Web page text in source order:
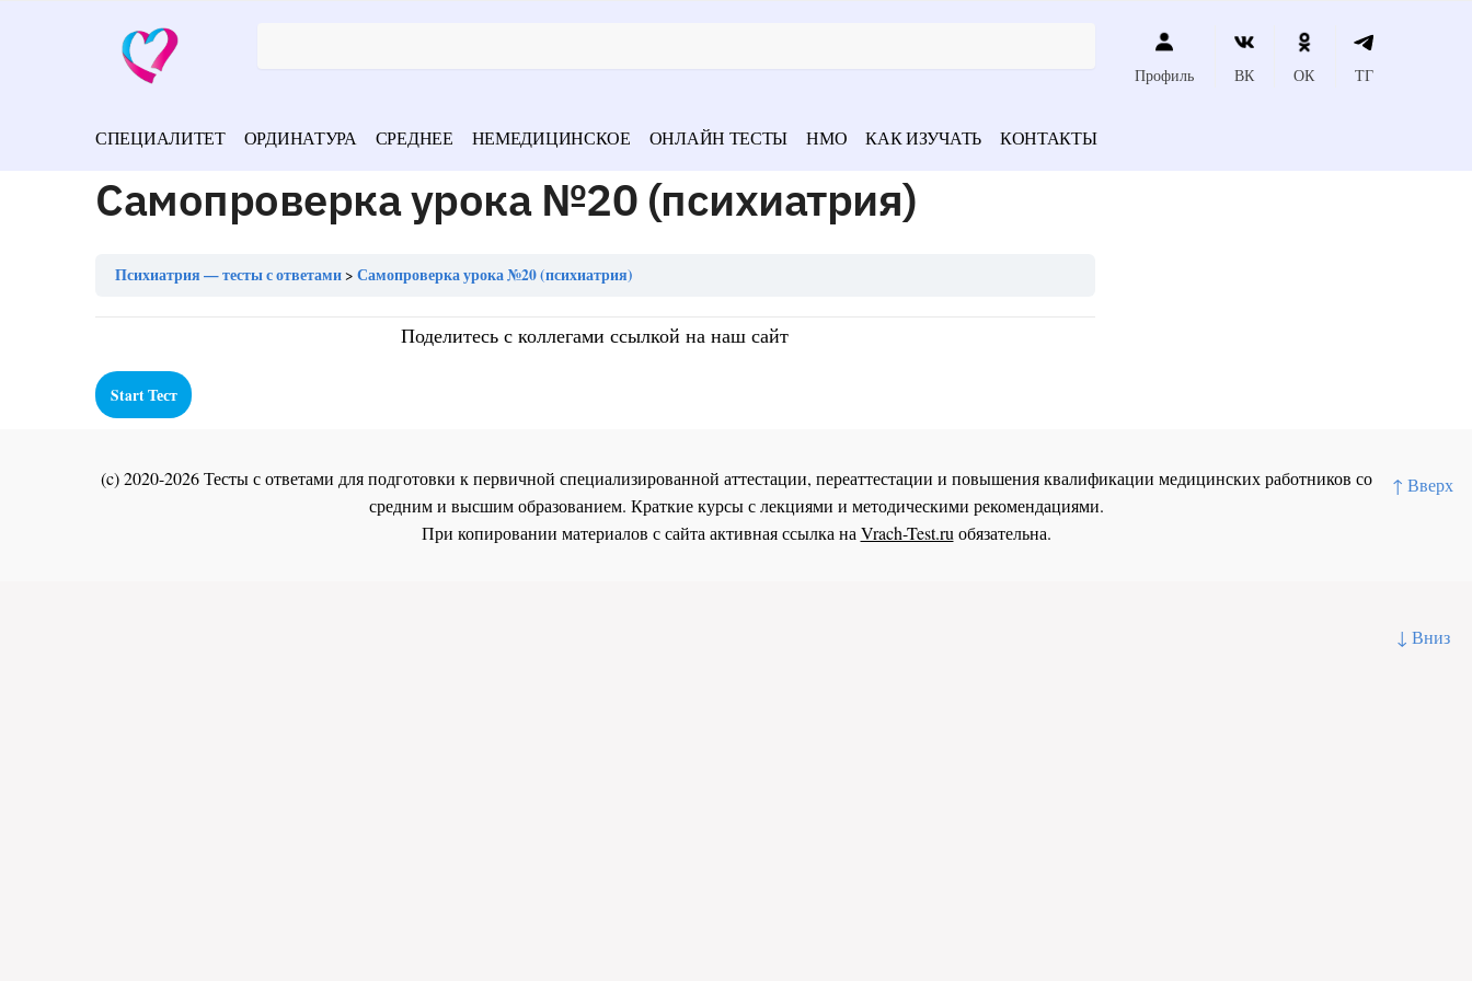
↑ Вверх
↓ Вниз
Профиль ВК ОК ТГ
СПЕЦИАЛИТЕТ ОРДИНАТУРА СРЕДНЕЕ НЕМЕДИЦИНСКОЕ ОНЛАЙН ТЕСТЫ НМО КАК ИЗУЧАТЬ КОНТАКТЫ
Самопроверка урока №20 (психиатрия)
Психиатрия — тесты с ответами Самопроверка урока №20 (психиатрия)
Поделитесь с коллегами ссылкой на наш сайт
(c) 2020-2026 Тесты с ответами для подготовки к первичной специализированной аттестации, переаттестации и повышения квалификации медицинских работников со
средним и высшим образованием. Краткие курсы с лекциями и методическими рекомендациями.
При копировании материалов с сайта активная ссылка на Vrach-Test.ru обязательна.